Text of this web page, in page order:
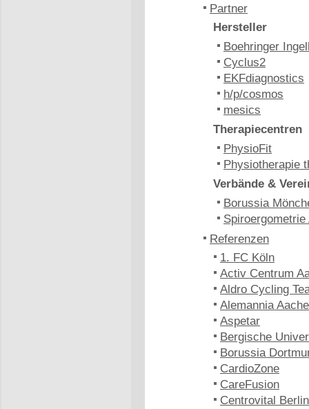
Partner
Hersteller
Boehringer
Cyclus2
EKFdiagnostics
h/p/cosmos
mesics
Therapiecentren
PhysioFit
Physiotherapie
Verbände &
Borussia
Spiroergometrie
Referenzen
1. FC Köln
Activ Centrum
Aldro Cycling
Alemannia
Aspetar
Bergische
Borussia
CardioZone
CareFusion
Centrovital Berlin